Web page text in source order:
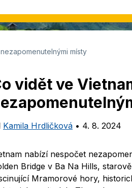
místy
vidět ve
Kamila Hrdličková • 4. 8. 2024
nabízí nespočet
Bridge v Ba Na Hills,
Mramorové hory,